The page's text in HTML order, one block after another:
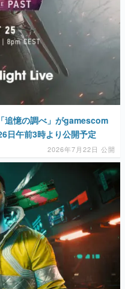
追憶の調べ」がgamescom
日午前3時より公開予定
2026年7月22日 公開